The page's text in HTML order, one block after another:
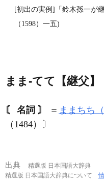
[初出の実例]「鈴木孫一が
（1598）一五)
まま‐てて【継父】
〘 名詞 〙 ＝ ままちち
（1484）〕
出典
精選版 日本国語大辞典
精選版 日本国語大辞典について